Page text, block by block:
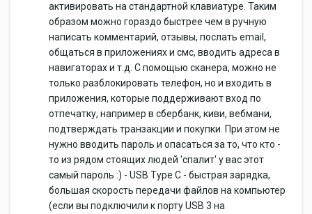
активировать на стандартной клавиатуре. Таким
образом можно гораздо быстрее чем в ручную
написать комментарий, отзывы, послать email,
общаться в приложениях и смс, вводить адреса в
навигаторах и т.д. С помощью сканера, можно не
только разблокировать телефон, но и входить в
приложения, которые поддерживают вход по
отпечатку, например в сбербанк, киви, вебмани,
подтверждать транзакции и покупки. При этом не
нужно вводить пароль и опасаться за то, что кто -
то из рядом стоящих людей 'спалит' у вас этот
самый пароль :) - USB Type C - быстрая зарядка,
большая скорость передачи файлов на компьютер
(если вы подключили к порту USB 3 на